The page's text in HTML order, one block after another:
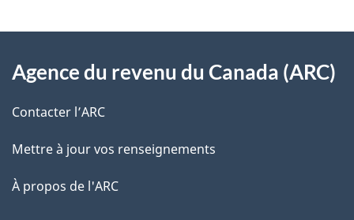
l
s
l
a
o
t
r
e
é
t
propos
de
ce
site
Agence du revenu du Canada (ARC)
Contacter l’ARC
Mettre à jour vos renseignements
À propos de l'ARC